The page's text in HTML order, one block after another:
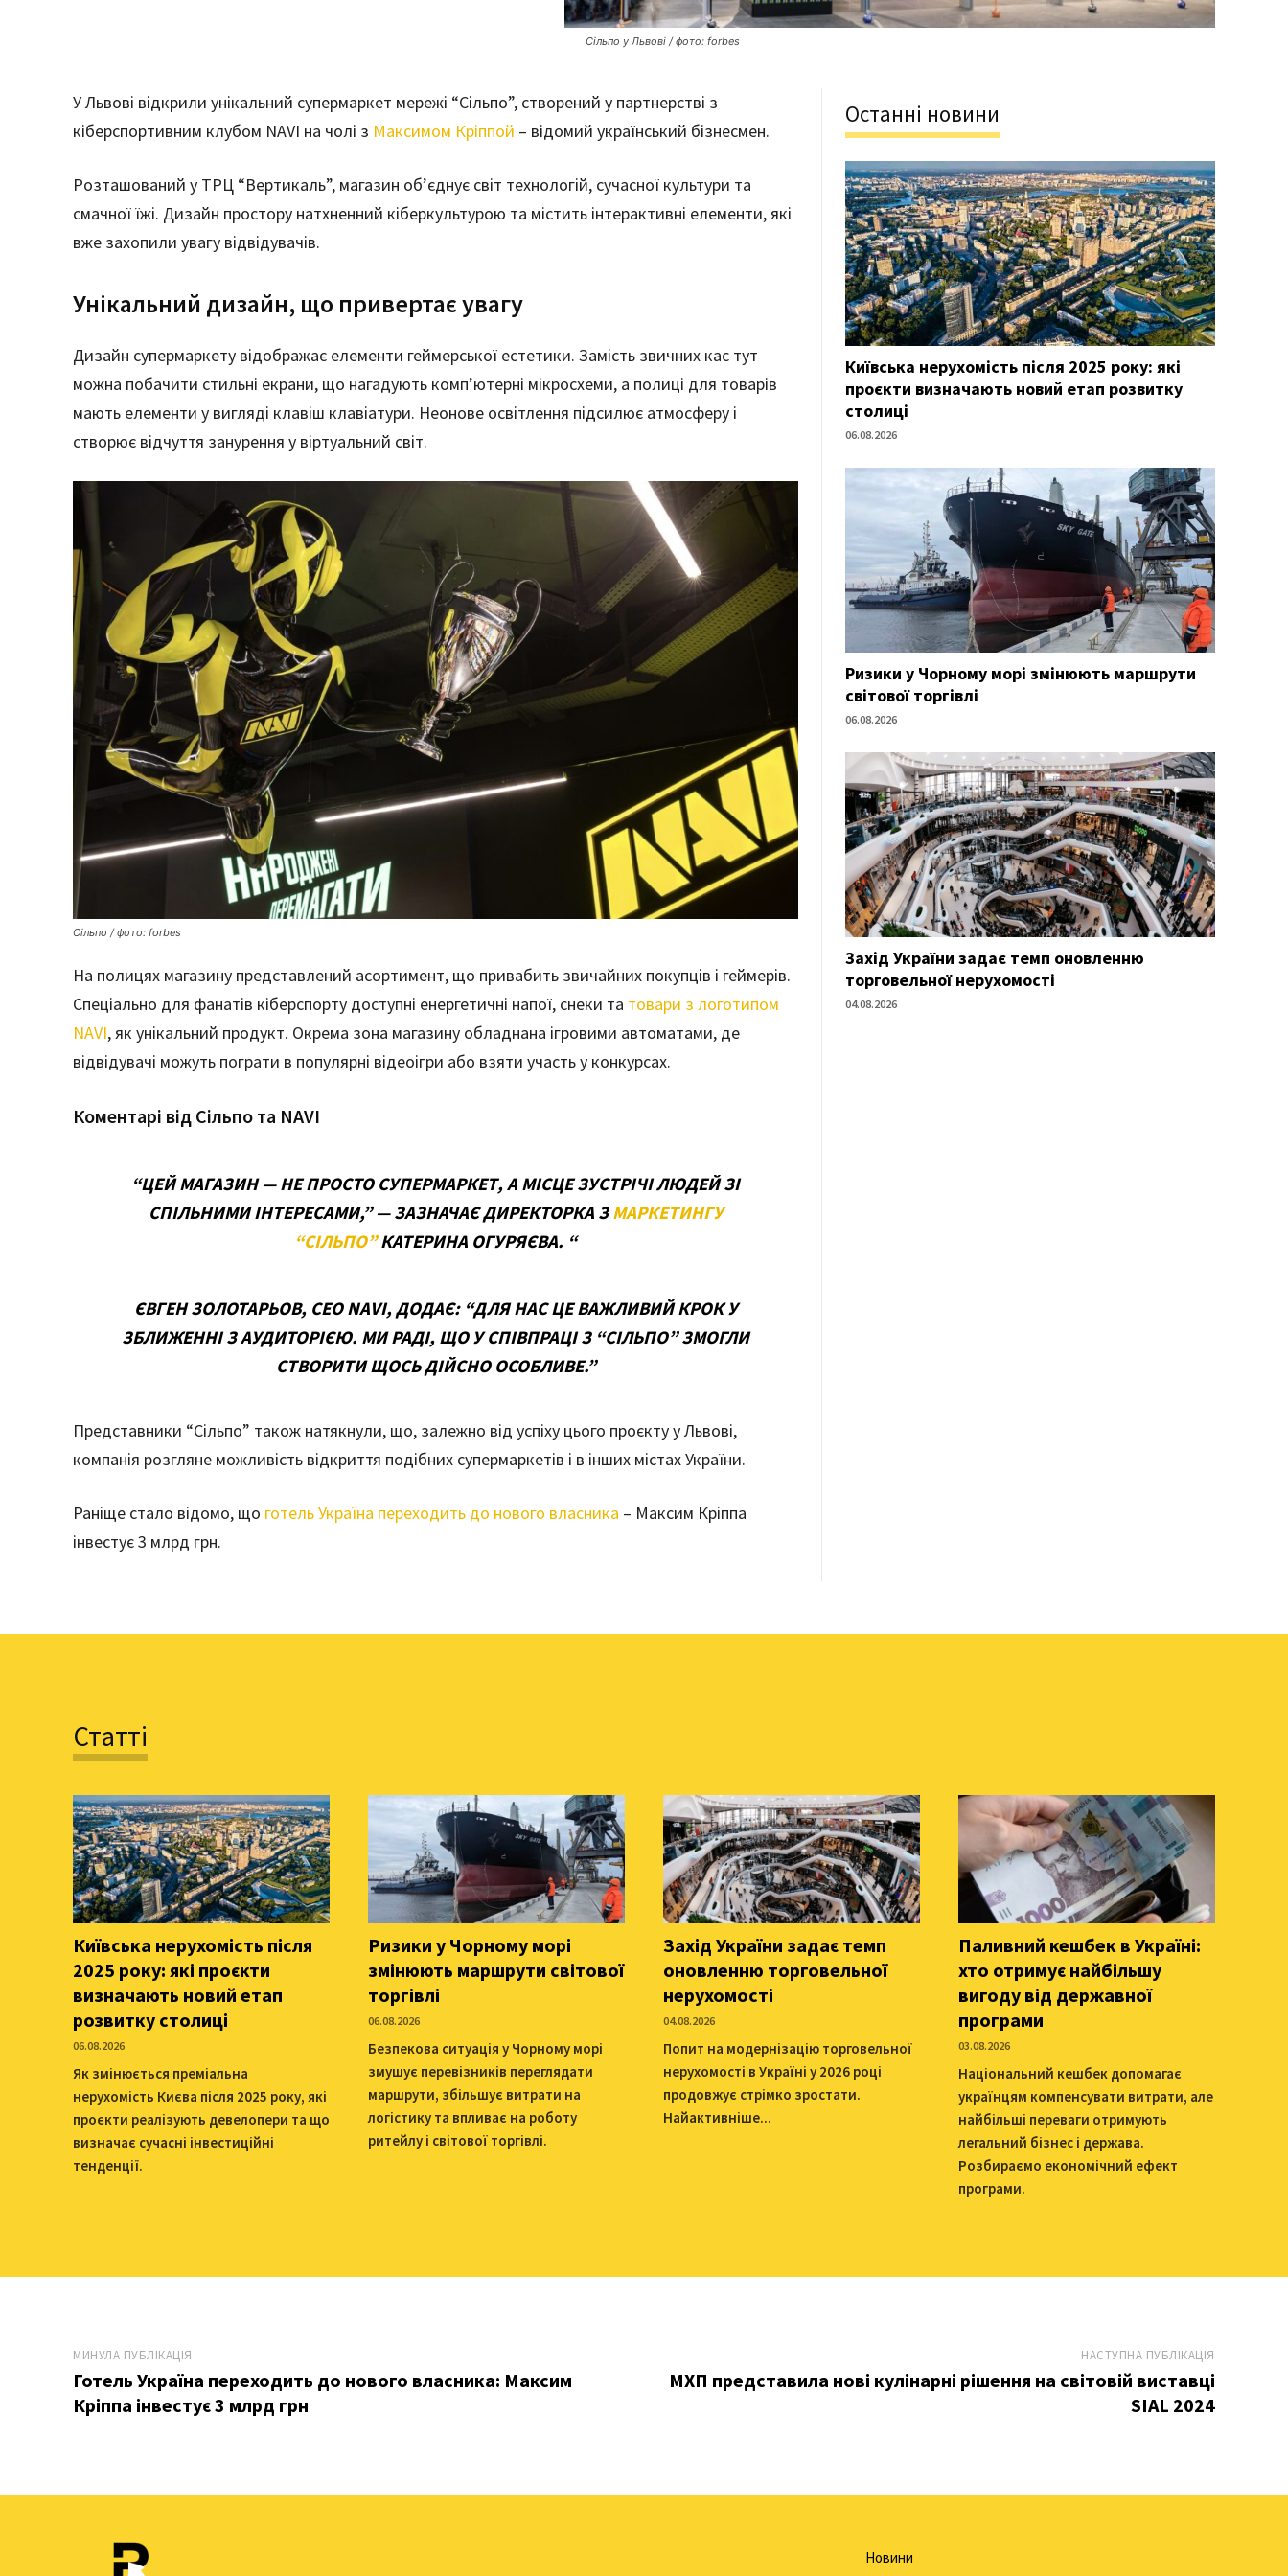
Сільпо у Львові / фото: forbes
У Львові відкрили унікальний супермаркет мережі “Сільпо”, створений у партнерстві з
кіберспортивним клубом NAVI на чолі з Максимом Кріппой – відомий український бізнесмен.
Розташований у ТРЦ “Вертикаль”, магазин об’єднує світ технологій, сучасної культури та
смачної їжі. Дизайн простору натхненний кіберкультурою та містить інтерактивні елементи, які
вже захопили увагу відвідувачів.
Унікальний дизайн, що привертає увагу
Дизайн супермаркету відображає елементи геймерської естетики. Замість звичних кас тут
можна побачити стильні екрани, що нагадують комп’ютерні мікросхеми, а полиці для товарів
мають елементи у вигляді клавіш клавіатури. Неонове освітлення підсилює атмосферу і
створює відчуття занурення у віртуальний світ.
Сільпо / фото: forbes
На полицях магазину представлений асортимент, що привабить звичайних покупців і геймерів.
Спеціально для фанатів кіберспорту доступні енергетичні напої, снеки та товари з логотипом
NAVI, як унікальний продукт. Окрема зона магазину обладнана ігровими автоматами, де
відвідувачі можуть пограти в популярні відеоігри або взяти участь у конкурсах.
Коментарі від Сільпо та NAVI
“ЦЕЙ МАГАЗИН — НЕ ПРОСТО СУПЕРМАРКЕТ, А МІСЦЕ ЗУСТРІЧІ ЛЮДЕЙ ЗІ
СПІЛЬНИМИ ІНТЕРЕСАМИ,” — ЗАЗНАЧАЄ ДИРЕКТОРКА ЗМАРКЕТИНГУ
“СІЛЬПО”КАТЕРИНА ОГУРЯЄВА. “
ЄВГЕН ЗОЛОТАРЬОВ, СЕО NAVI, ДОДАЄ: “ДЛЯ НАС ЦЕ ВАЖЛИВИЙ КРОК У
ЗБЛИЖЕННІ З АУДИТОРІЄЮ. МИ РАДІ, ЩО У СПІВПРАЦІ З “СІЛЬПО” ЗМОГЛИ
СТВОРИТИ ЩОСЬ ДІЙСНО ОСОБЛИВЕ.”
Представники “Сільпо” також натякнули, що, залежно від успіху цього проєкту у Львові,
компанія розгляне можливість відкриття подібних супермаркетів і в інших містах України.
Раніще стало відомо, що готель Україна переходить до нового власника – Максим Кріппа
інвестує 3 млрд грн.
Останні новини
Київська нерухомість після 2025 року: які
проєкти визначають новий етап розвитку
столиці
06.08.2026
Ризики у Чорному морі змінюють маршрути
світової торгівлі
06.08.2026
Захід України задає темп оновленню
торговельної нерухомості
04.08.2026
Статті
Київська нерухомість після
2025 року: які проєкти
визначають новий етап
розвитку столиці
06.08.2026
Як змінюється преміальна
нерухомість Києва після 2025 року, які
проєкти реалізують девелопери та що
визначає сучасні інвестиційні
тенденції.
Ризики у Чорному морі
змінюють маршрути світової
торгівлі
06.08.2026
Безпекова ситуація у Чорному морі
змушує перевізників переглядати
маршрути, збільшує витрати на
логістику та впливає на роботу
ритейлу і світової торгівлі.
Захід України задає темп
оновленню торговельної
нерухомості
04.08.2026
Попит на модернізацію торговельної
нерухомості в Україні у 2026 році
продовжує стрімко зростати.
Найактивніше...
Паливний кешбек в Україні:
хто отримує найбільшу
вигоду від державної
програми
03.08.2026
Національний кешбек допомагає
українцям компенсувати витрати, але
найбільші переваги отримують
легальний бізнес і держава.
Розбираємо економічний ефект
програми.
МИНУЛА ПУБЛІКАЦІЯ
Готель Україна переходить до нового власника: Максим
Кріппа інвестує 3 млрд грн
НАСТУПНА ПУБЛІКАЦІЯ
МХП представила нові кулінарні рішення на світовій виставці
SIAL 2024
Новини